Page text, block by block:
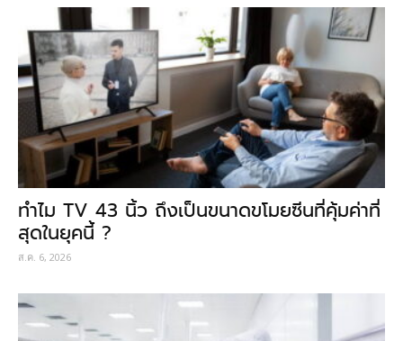
ทำไม TV 43 นิ้ว ถึงเป็นขนาดขโมยซีนที่คุ้มค่าที่
สุดในยุคนี้ ?
ส.ค. 6, 2026